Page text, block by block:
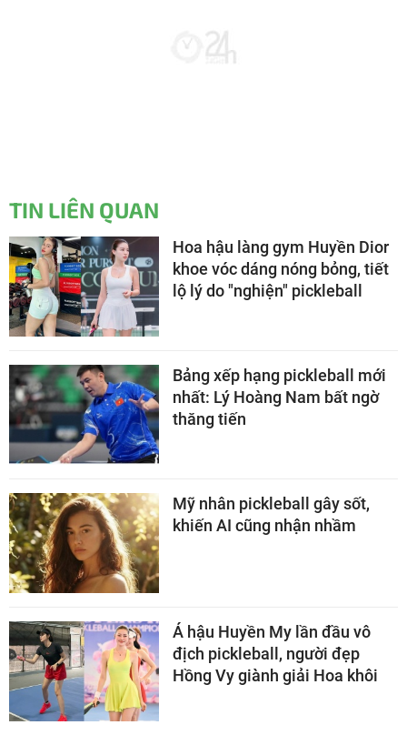
TIN LIÊN QUAN
Hoa hậu làng gym Huyền Dior
khoe vóc dáng nóng bỏng, tiết
lộ lý do "nghiện" pickleball
Bảng xếp hạng pickleball mới
nhất: Lý Hoàng Nam bất ngờ
thăng tiến
Mỹ nhân pickleball gây sốt,
khiến AI cũng nhận nhầm
Á hậu Huyền My lần đầu vô
địch pickleball, người đẹp
Hồng Vy giành giải Hoa khôi